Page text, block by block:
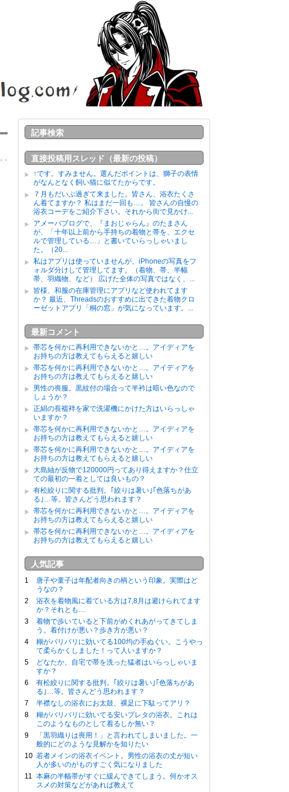
記事検索
直接投稿用スレッド（最新の投稿）
↑です。すみません。選んだポイントは、獅子の表情
がなんとなく飼い猫に似てたからです。
７月もだいぶ過ぎて来ました。皆さん、浴衣たくさ
ん着てますか？ 私はまだ一回も…。 皆さんの自慢の
浴衣コーデをご紹介下さい。それから街で見かけ...
アメーバブログで、『まおじゃらん』のたまさん
が、「十年以上前から手持ちの着物と帯を、エクセ
ルで管理している…」と書いていらっしゃいまし
た。（20...
私はアプリは使っていませんが、iPhoneの写真をフ
ォルダ分けして管理してます。（着物、帯、半幅
帯、羽織物、など） 広げた全体の写真ではなく、...
皆様、和服の在庫管理にアプリなど使われてます
か？ 最近、Threadsのおすすめに出てきた着物クロ
ーゼットアプリ「桐の窓」が気になっています。...
最新コメント
帯芯を何かに再利用できないかと…。アイディアを
お持ちの方は教えてもらえると嬉しい
帯芯を何かに再利用できないかと…。アイディアを
お持ちの方は教えてもらえると嬉しい
男性の喪服。黒紋付の場合って半衿は暗い色なので
しょうか？
正絹の長襦袢を家で洗濯機にかけた方はいらっしゃ
いますか？
帯芯を何かに再利用できないかと…。アイディアを
お持ちの方は教えてもらえると嬉しい
帯芯を何かに再利用できないかと…。アイディアを
お持ちの方は教えてもらえると嬉しい
大島紬が反物で120000円ってあり得えますか？仕立
ての最初の一着としては良いもの？
有松絞りに関する批判。｢絞りは暑い｣｢色落ちがあ
る｣…等。皆さんどう思われます？
帯芯を何かに再利用できないかと…。アイディアを
お持ちの方は教えてもらえると嬉しい
帯芯を何かに再利用できないかと…。アイディアを
お持ちの方は教えてもらえると嬉しい
人気記事
唐子や童子は年配者向きの柄という印象。実際はど
うなの？
浴衣を着物風に着ている方は7,8月は避けられてます
か？それとも…
着物で歩いていると下前がめくれあがってきてしま
う。着付けが悪い？歩き方が悪い？
糊がバリバリに効いてる100均の手ぬぐい。こうやっ
て柔らかくしました！って人いますか？
どなたか、自宅で帯を洗った猛者はいらっしゃいま
すか？
有松絞りに関する批判。｢絞りは暑い｣｢色落ちがあ
る｣…等。皆さんどう思われます？
半襟なしの浴衣にお太鼓、裸足に下駄ってアリ？
糊がバリバリに効いてる安いプレタの浴衣。これは
このようなものとして着るしか無い？
「黒羽織りは喪用！」と言われてしまいました。一
般的にどのような見解かを知りたい
若者メインの浴衣イベント。男性の浴衣の丈が短い
人が多いのがものすごく気になりました
本麻の半幅帯がすぐに緩んできてしまう。何かオス
スメの対策などがあれば教えて